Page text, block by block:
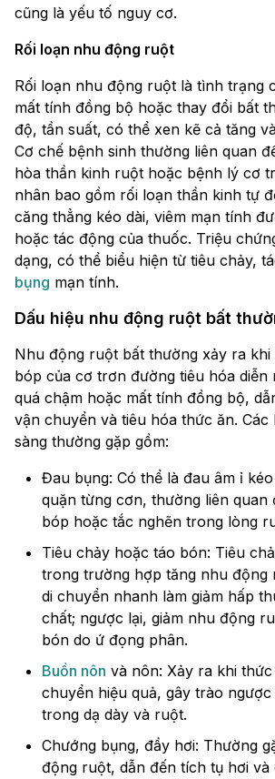
cũng là yếu tố nguy cơ.
Rối loạn nhu động ruột
Rối loạn nhu động ruột là tình trạng
mất tính đồng bộ hoặc thay đổi bất
độ, tần suất, có thể xen kẽ cả tăng
Cơ chế bệnh sinh thường liên quan
hòa thần kinh ruột hoặc bệnh lý cơ
nhân bao gồm rối loạn thần kinh tự
căng thẳng kéo dài, viêm mạn tính
hoặc tác động của thuốc. Triệu
dạng, có thể biểu hiện từ tiêu chảy,
bụng mạn tính.
Dấu hiệu nhu động ruột bất
Nhu động ruột bất thường xảy ra khi
bóp của cơ trơn đường tiêu hóa diễn
quá chậm hoặc mất tính đồng bộ,
vận chuyển và tiêu hóa thức ăn. Các
sàng thường gặp gồm:
Đau bụng: Có thể là đau âm ỉ
quặn từng cơn, thường liên quan
bóp hoặc tắc nghẽn trong lòng
Tiêu chảy hoặc táo bón: Tiêu
trong trường hợp tăng nhu động
di chuyển nhanh làm giảm hấp
chất; ngược lại, giảm nhu động
bón do ứ đọng phân.
Buồn nôn và nôn: Xảy ra khi
chuyển hiệu quả, gây trào
trong dạ dày và ruột.
Chướng bụng, đầy hơi: Thường
động ruột, dẫn đến tích tụ hơi